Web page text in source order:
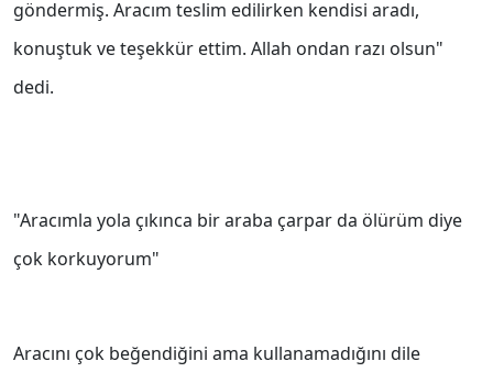
göndermiş. Aracım teslim edilirken kendisi aradı,
konuştuk ve teşekkür ettim. Allah ondan razı olsun"
dedi.
"Aracımla yola çıkınca bir araba çarpar da ölürüm diye
çok korkuyorum"
Aracını çok beğendiğini ama kullanamadığını dile